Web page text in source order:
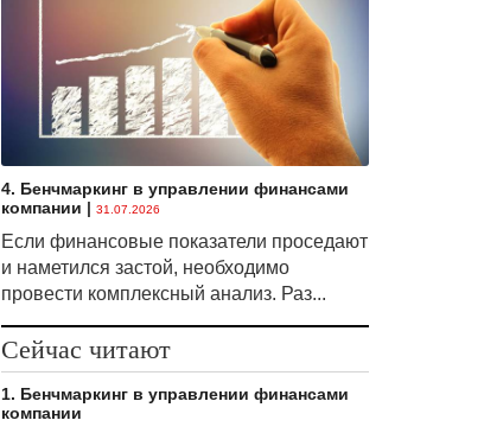
4. Бенчмаркинг в управлении финансами
компании | 31.07.2026
Если финансовые показатели проседают
и наметился застой, необходимо
провести комплексный анализ. Раз...
Сейчас читают
1. Бенчмаркинг в управлении финансами
компании